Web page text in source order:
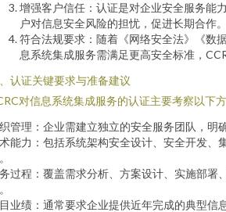
增强客户信任：认证是对企业安全服务能
户对信息安全风险的担忧，促进长期合作。
符合法规要求：随着《网络安全法》《数
息系统集成服务需满足更高安全标准，
认证关键要求与准备建议
对信息系统集成服务的认证主要考察以下方
管理：企业需建立独立的安全服务团队，明
能力：包括系统架构安全设计、安全开发、
过程：覆盖需求分析、方案设计、实施部署
业绩：通常要求企业提供近年完成的典型信